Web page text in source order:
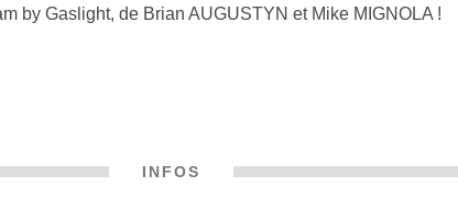
by Gaslight, de Brian AUGUSTYN et Mike MIGNOLA !
INFOS